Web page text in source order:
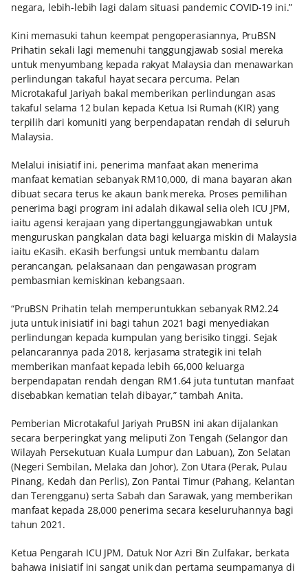
negara, lebih-lebih lagi dalam situasi pandemic COVID-19 ini.”
Kini memasuki tahun keempat pengoperasiannya, PruBSN
Prihatin sekali lagi memenuhi tanggungjawab sosial mereka
untuk menyumbang kepada rakyat Malaysia dan menawarkan
perlindungan takaful hayat secara percuma. Pelan
Microtakaful Jariyah bakal memberikan perlindungan asas
takaful selama 12 bulan kepada Ketua Isi Rumah (KIR) yang
terpilih dari komuniti yang berpendapatan rendah di seluruh
Malaysia.
Melalui inisiatif ini, penerima manfaat akan menerima
manfaat kematian sebanyak RM10,000, di mana bayaran akan
dibuat secara terus ke akaun bank mereka. Proses pemilihan
penerima bagi program ini adalah dikawal selia oleh ICU JPM,
iaitu agensi kerajaan yang dipertanggungjawabkan untuk
menguruskan pangkalan data bagi keluarga miskin di Malaysia
iaitu eKasih. eKasih berfungsi untuk membantu dalam
perancangan, pelaksanaan dan pengawasan program
pembasmian kemiskinan kebangsaan.
“PruBSN Prihatin telah memperuntukkan sebanyak RM2.24
juta untuk inisiatif ini bagi tahun 2021 bagi menyediakan
perlindungan kepada kumpulan yang berisiko tinggi. Sejak
pelancarannya pada 2018, kerjasama strategik ini telah
memberikan manfaat kepada lebih 66,000 keluarga
berpendapatan rendah dengan RM1.64 juta tuntutan manfaat
disebabkan kematian telah dibayar,” tambah Anita.
Pemberian Microtakaful Jariyah PruBSN ini akan dijalankan
secara berperingkat yang meliputi Zon Tengah (Selangor dan
Wilayah Persekutuan Kuala Lumpur dan Labuan), Zon Selatan
(Negeri Sembilan, Melaka dan Johor), Zon Utara (Perak, Pulau
Pinang, Kedah dan Perlis), Zon Pantai Timur (Pahang, Kelantan
dan Terengganu) serta Sabah dan Sarawak, yang memberikan
manfaat kepada 28,000 penerima secara keseluruhannya bagi
tahun 2021.
Ketua Pengarah ICU JPM, Datuk Nor Azri Bin Zulfakar, berkata
bahawa inisiatif ini sangat unik dan pertama seumpamanya di